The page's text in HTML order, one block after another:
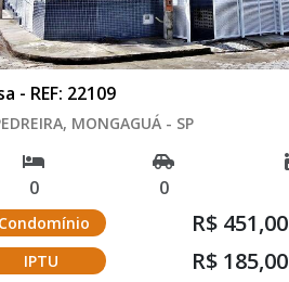
- REF: 22109
MONGAGUÁ - SP
0 0
Condomínio R$ 451,00
IPTU R$ 185,00